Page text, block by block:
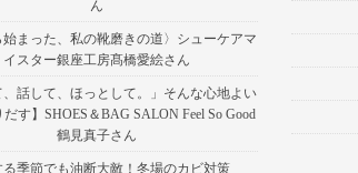
ん
始まった、私の靴磨きの道〉シューケアマ
イスター銀座工房髙橋愛絵さん
、話して、ほっとして。」そんな心地よい
す】SHOES＆BAG SALON Feel So Good
鶴見真子さん
る季節でも油断大敵！冬場のカビ対策